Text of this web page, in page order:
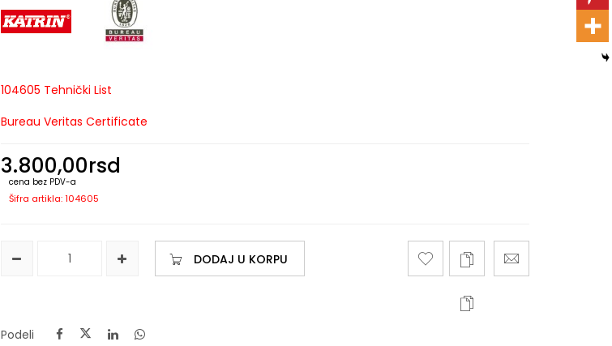
104605 Tehnički List
Bureau Veritas Certificate
3.800,00rsd
cena bez PDV-a
Šifra artikla: 104605
DODAJ U KORPU
Podeli